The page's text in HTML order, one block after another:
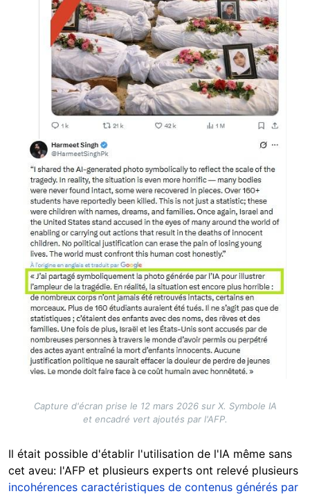
Capture d'écran prise le 12 mars 2026 sur X. Symbole IA
et encadré vert ajoutés par l'AFP.
Il était possible d'établir l'utilisation de l'IA même sans
cet aveu: l'AFP et plusieurs experts ont relevé plusieurs
incohérences caractéristiques de contenus générés par